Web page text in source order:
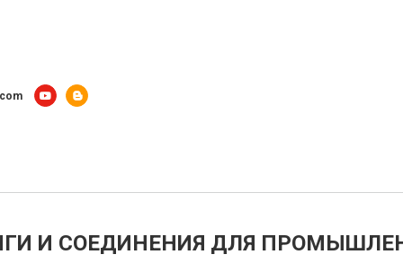
И СОЕДИНЕНИЯ ДЛЯ